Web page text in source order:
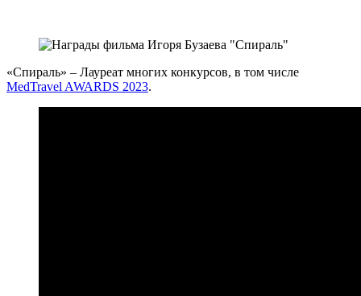
«Спираль» – Лауреат многих конкурсов, в том числе
MedTravel AWARDS 2023.